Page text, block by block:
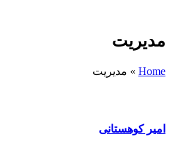
مدیریت
Home
» مدیریت
امیر کوهستانی